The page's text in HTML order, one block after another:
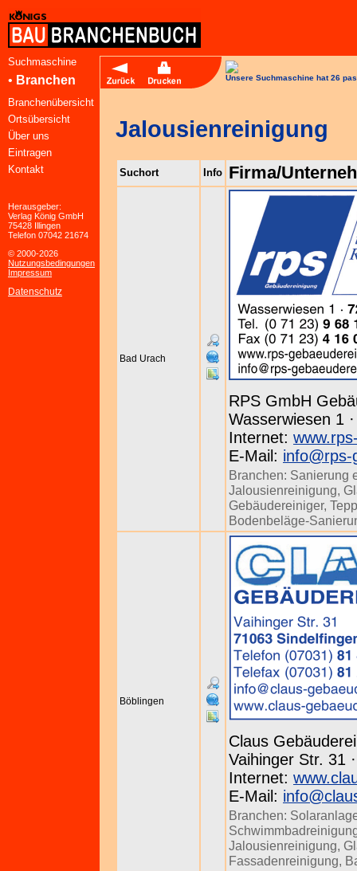
Suchmaschine
• Branchen
Branchenübersicht
Ortsübersicht
Über uns
Eintragen
Kontakt
Herausgeber:
Verlag König GmbH
75428 Illingen
Telefon 07042 21674
© 2000-2026
Nutzungsbedingungen
Impressum
Datenschutz
Unsere Suchmaschine hat 26
Jalousienreinigung
Suchort Info Firma/
Bad Urach
RPS GmbH
Wasserwiesen 1
Internet:
E-Mail: info@rps-
Branchen: Sanierung
Jalousienreinigung,
Gebäudereiniger,
Bodenbeläge-
Böblingen
Claus
Vaihinger Str. 31
Internet:
E-Mail:
Branchen:
Jalousienreinigung,
Fassadenreinigung,